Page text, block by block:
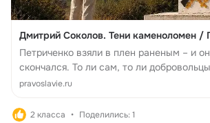
Дмитрий Соколов. Тени каменоломен /
Петриченко взяли в плен раненым – и
скончался. То ли сам, то ли
Скорее второе. Выглядел тот крайне
pravoslavie.ru
2 класса Поделились: 1